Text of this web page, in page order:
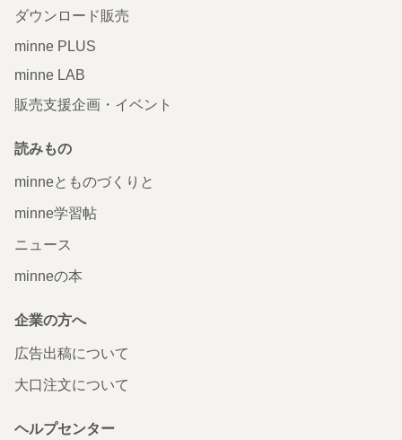
ダウンロード販売
minne PLUS
minne LAB
販売支援企画・イベント
読みもの
minneとものづくりと
minne学習帖
ニュース
minneの本
企業の方へ
広告出稿について
大口注文について
ヘルプセンター